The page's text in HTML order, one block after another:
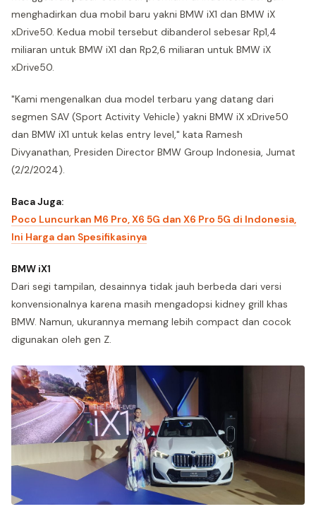
menghadirkan dua mobil baru yakni BMW iX1 dan BMW iX
xDrive50. Kedua mobil tersebut dibanderol sebesar Rp1,4
miliaran untuk BMW iX1 dan Rp2,6 miliaran untuk BMW iX
xDrive50.
"Kami mengenalkan dua model terbaru yang datang dari
segmen SAV (Sport Activity Vehicle) yakni BMW iX xDrive50
dan BMW iX1 untuk kelas entry level," kata Ramesh
Divyanathan, Presiden Director BMW Group Indonesia, Jumat
(2/2/2024).
Baca Juga:
Poco Luncurkan M6 Pro, X6 5G dan X6 Pro 5G di Indonesia,
Ini Harga dan Spesifikasinya
BMW iX1
Dari segi tampilan, desainnya tidak jauh berbeda dari versi
konvensionalnya karena masih mengadopsi kidney grill khas
BMW. Namun, ukurannya memang lebih compact dan cocok
digunakan oleh gen Z.